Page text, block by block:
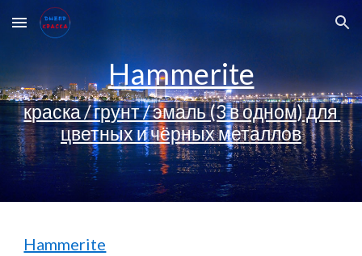
Skip to main content Skip to navigation
Hammerite
краска / грунт / эмаль (3 в одном) для
цветных и чёрных металлов
Hammerite